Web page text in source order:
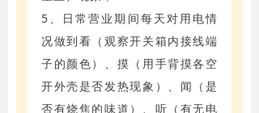
5、日常营业期间每天对用电情
况做到看（观察开关箱内接线端
子的颜色）、摸（用手背摸各空
开外壳是否发热现象）、闻（是
否有烧焦的味道）、听（有无电